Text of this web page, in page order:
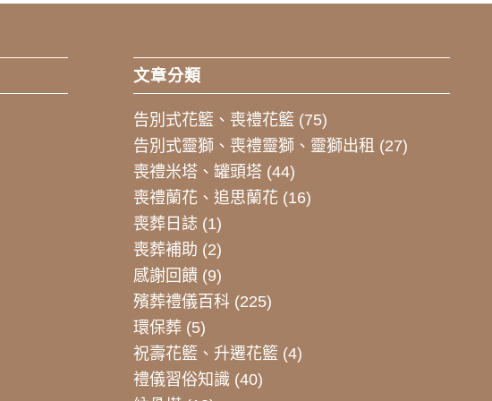
文章分類
告別式花籃、喪禮花籃 (75)
告別式靈獅、喪禮靈獅、靈獅出租 (27)
喪禮米塔、罐頭塔 (44)
喪禮蘭花、追思蘭花 (16)
喪葬日誌 (1)
喪葬補助 (2)
感謝回饋(9)
殯葬禮儀百科(225)
環保葬(5)
祝壽花籃、升遷花籃 (4)
禮儀習俗知識 (40)